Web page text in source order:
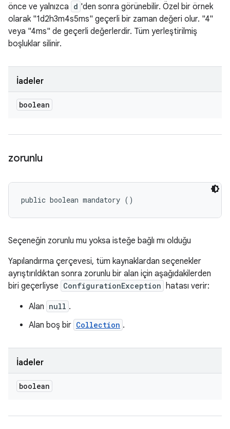
önce ve yalnızca d 'den sonra görünebilir. Özel bir örnek
olarak "1d2h3m4s5ms" geçerli bir zaman değeri olur. "4"
veya "4ms" de geçerli değerlerdir. Tüm yerleştirilmiş
boşluklar silinir.
İadeler
boolean
zorunlu
public boolean mandatory ()
Seçeneğin zorunlu mu yoksa isteğe bağlı mı olduğu
Yapılandırma çerçevesi, tüm kaynaklardan seçenekler
ayrıştırıldıktan sonra zorunlu bir alan için aşağıdakilerden
biri geçerliyse ConfigurationException hatası verir:
Alan null .
Alan boş bir Collection .
İadeler
boolean